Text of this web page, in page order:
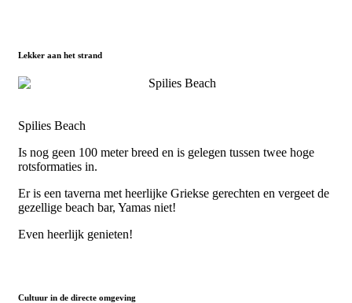
Lekker aan het strand
Spilies Beach
Is nog geen 100 meter breed en is gelegen tussen twee hoge
rotsformaties in.
Er is een taverna met heerlijke Griekse gerechten en vergeet de
gezellige beach bar, Yamas niet!
Even heerlijk genieten!
Cultuur in de directe omgeving